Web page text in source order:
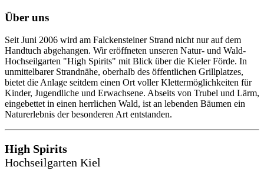
Über uns
Seit Juni 2006 wird am Falckensteiner Strand nicht nur auf dem
Handtuch abgehangen. Wir eröffneten unseren Natur- und Wald-
Hochseilgarten "High Spirits" mit Blick über die Kieler Förde. In
unmittelbarer Strandnähe, oberhalb des öffentlichen Grillplatzes,
bietet die Anlage seitdem einen Ort voller Klettermöglichkeiten für
Kinder, Jugendliche und Erwachsene. Abseits von Trubel und Lärm,
eingebettet in einen herrlichen Wald, ist an lebenden Bäumen ein
Naturerlebnis der besonderen Art entstanden.
High Spirits
Hochseilgarten Kiel